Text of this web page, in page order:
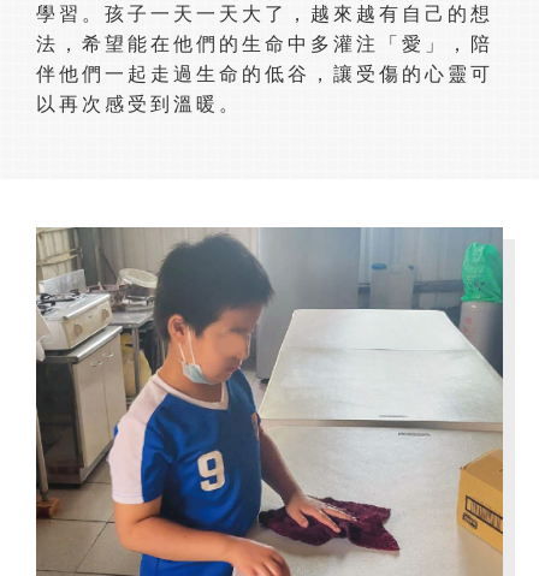
學習。孩子一天一天大了，越來越有自己的想
法，希望能在他們的生命中多灌注「愛」，陪
伴他們一起走過生命的低谷，讓受傷的心靈可
以再次感受到溫暖。